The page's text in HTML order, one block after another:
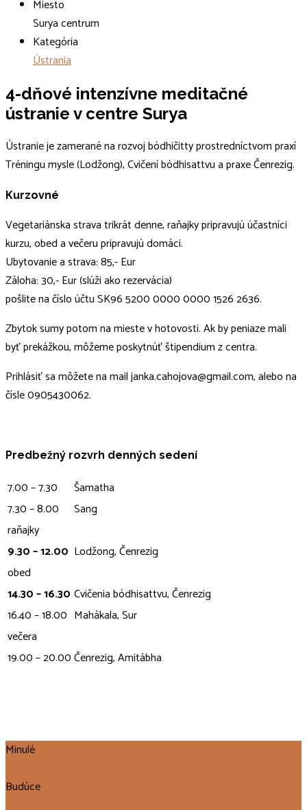
Miesto
Surya centrum
Kategória
Ústrania
4-dňové intenzívne meditačné
ústranie v centre Surya
Ústranie je zamerané na rozvoj bódhičitty prostredníctvom praxí
Tréningu mysle (Lodžong), Cvičení bódhisattvu a praxe Čenrezig.
Kurzovné
Vegetariánska strava trikrát denne, raňajky pripravujú účastníci
kurzu, obed a večeru pripravujú domáci.
Ubytovanie a strava: 85,- Eur
Záloha: 30,- Eur (slúži ako rezervácia)
pošlite na číslo účtu SK96 5200 0000 0000 1526 2636.
Zbytok sumy potom na mieste v hotovosti. Ak by peniaze mali
byť prekážkou, môžeme poskytnúť štipendium z centra.
Prihlásiť sa môžete na mail janka.cahojova@gmail.com, alebo na
čísle 0905430062.
Predbežný rozvrh denných sedení
7.00 – 7.30
Šamatha
7.30 – 8.00
Sang
raňajky
9.30 – 12.00 Lodžong, Čenrezig
obed
14.30 – 16.30 Cvičenia bódhisattvu, Čenrezig
16.40 – 18.00 Mahákala, Sur
večera
19.00 – 20.00Čenrezig, Amitábha
Minulé
Budúce